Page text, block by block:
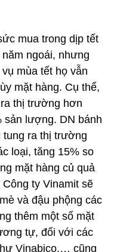
mua trong dịp tết
ngoái, nhưng
mùa tết họ vẫn
mặt hàng. Cụ thể,
thị trường hơn
sản lượng. DN bánh
tung ra thị trường
loại, tăng 15% so
mặt hàng củ quả
ty Vinamit sẽ
và đậu phộng các
thêm một số mặt
tự, đối với các
Vinabico,… cũng